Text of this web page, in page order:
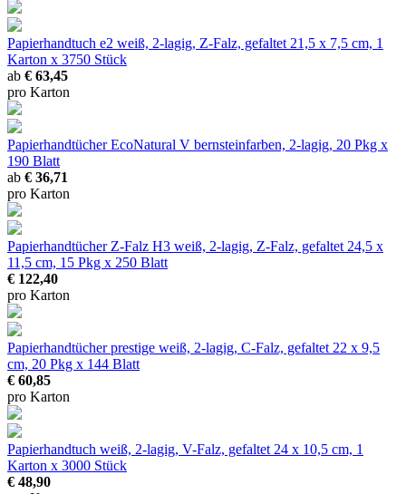
Papierhandtuch e2 weiß, 2-lagig, Z-Falz, gefaltet 21,5 x 7,5 cm, 1
Karton x 3750 Stück
ab € 63,45
pro Karton
Papierhandtücher EcoNatural V bernsteinfarben, 2-lagig, 20 Pkg x
190 Blatt
ab € 36,71
pro Karton
Papierhandtücher Z-Falz H3 weiß, 2-lagig, Z-Falz, gefaltet 24,5 x
11,5 cm, 15 Pkg x 250 Blatt
€ 122,40
pro Karton
Papierhandtücher prestige weiß, 2-lagig, C-Falz, gefaltet 22 x 9,5
cm, 20 Pkg x 144 Blatt
€ 60,85
pro Karton
Papierhandtuch weiß, 2-lagig, V-Falz, gefaltet 24 x 10,5 cm, 1
Karton x 3000 Stück
€ 48,90